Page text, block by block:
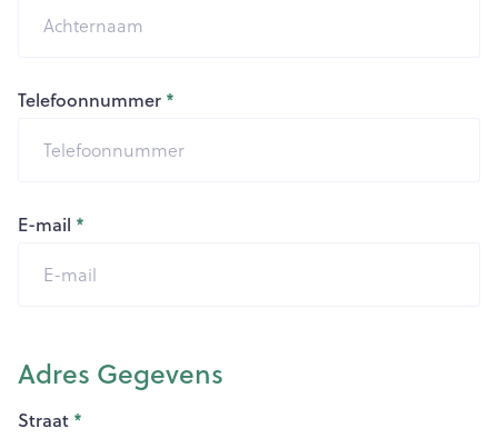
Telefoonnummer
E-mail
Adres Gegevens
Straat